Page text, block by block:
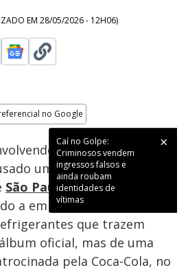
EM 28/05/2026 - 12H06)
no Google
Caí no Golpe:
Criminosos vendem
ingressos falsos e
ainda roubam
identidades de
vítimas
figurinhas da Copa
uma onda de furtos em
São Pauloe outras regiões.
a embalagens
que trazem
oficial, mas de uma
pela Coca-Cola, no